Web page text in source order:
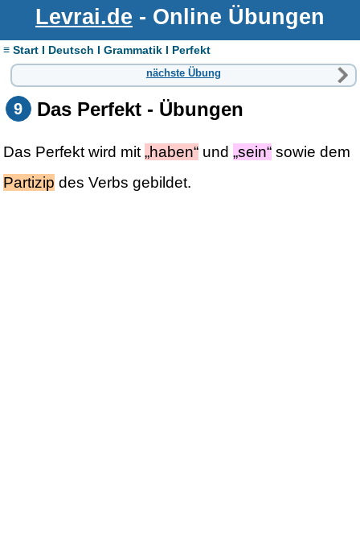
Levrai.de - Online Übungen
≡ Start I Deutsch I Grammatik I Perfekt
nächste Übung
9 Das Perfekt - Übungen
Das Perfekt wird mit„haben“ und„sein“ sowie dem
Partizip des Verbs gebildet.